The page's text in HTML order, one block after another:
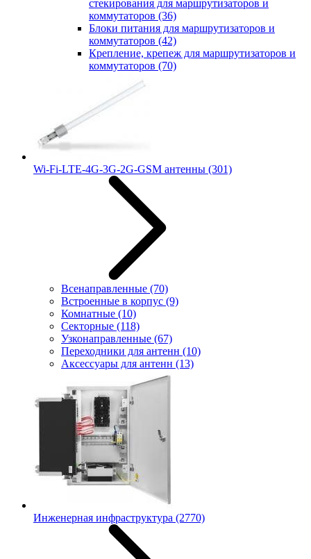
стекирования для маршрутизаторов и
коммутаторов (36)
Блоки питания для маршрутизаторов и
коммутаторов (42)
Крепление, крепеж для маршрутизаторов и
коммутаторов (70)
Wi-Fi-LTE-4G-3G-2G-GSM антенны (301)
Всенаправленные (70)
Встроенные в корпус (9)
Комнатные (10)
Секторные (118)
Узконаправленные (67)
Переходники для антенн (10)
Аксессуары для антенн (13)
Инженерная инфраструктура (2770)